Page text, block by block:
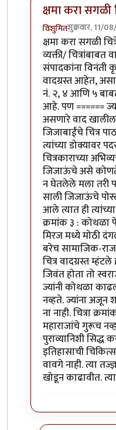
क्षमा करा सगळी
विशुमितशुक्रवार, 11/
In reply toचित्र
क्षमा करा सगळी
व्यक्ती/ चित्रांबाबत
संपादकांना विनंती
वादग्रस्त आहेत,
नं. २, ४ आणि ५
आहे. पण ======
असणारे वाद खालील
जिजाबाईंचे चित्र
त्यांच्या डोक्यावर
चित्रकाराच्या
जिजाऊंचे असे कोणते
न घेतलेले मला तरी
साली जिजाऊंचे
आले त्यात ही
क्रमांक ३ : कोथळा
मिरज मध्ये मोठी
बरेच सामाजिक-
चित्र वादग्रस्त
जिवंत होता तो
ज्यांनी कोथळा
नव्हते. ज्यांना अजून
ना नाही. चित्रा
महाराजांचे गुरूच
पुराव्यानिशी सिद्ध
इतिहासाची
वावगे नाही. त्या
खोडून काढावीत.